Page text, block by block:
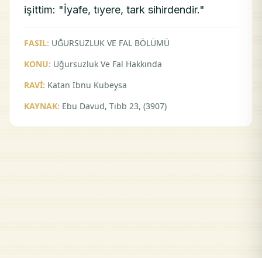
işittim: "İyafe, tıyere, tark sihirdendir."
FASIL: UĞURSUZLUK VE FAL BÖLÜMÜ
KONU: Uğursuzluk Ve Fal Hakkında
RAVİ: Katan İbnu Kubeysa
KAYNAK: Ebu Davud, Tıbb 23, (3907)